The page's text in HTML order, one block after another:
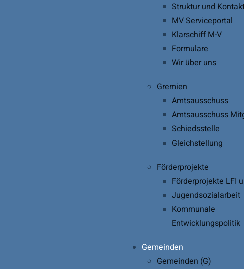
Struktur und
MV Serviceportal
Klarschiff M-V
Formulare
Wir über uns
Gremien
Amtsausschuss
Amtsausschuss
Schiedsstelle
Gleichstellung
Förderprojekte
Förderprojekte LFI
Jugendsozialarbeit
Kommunale
Entwicklungspolitik
Gemeinden
Gemeinden (G)